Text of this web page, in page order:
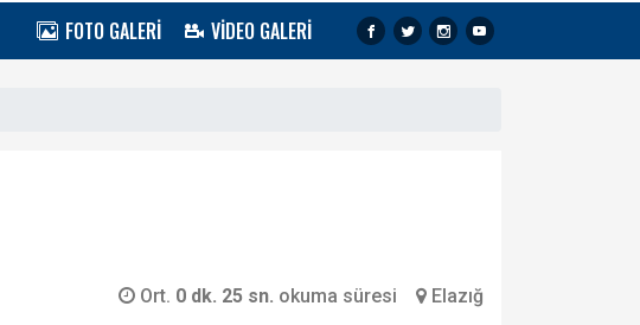
FOTO GALERİ VİDEO GALERİ
Ort. 0 dk. 25 sn. okuma süresi Elazığ